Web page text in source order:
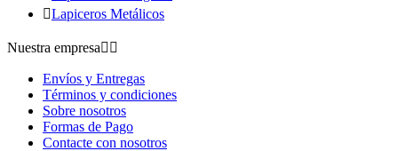
Lapiceros Metálicos
Nuestra empresa 
Envíos y Entregas
Términos y condiciones
Sobre nosotros
Formas de Pago
Contacte con nosotros